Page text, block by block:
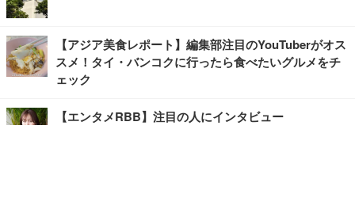
【アジア美食レポート】編集部注目のYouTuberがオス
スメ！タイ・バンコクに行ったら食べたいグルメをチ
ェック
【エンタメRBB】注目の人にインタビュー